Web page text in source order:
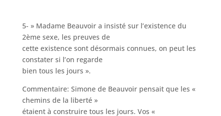
5- » Madame Beauvoir a insisté sur l’existence du
2ème sexe, les preuves de
cette existence sont désormais connues, on peut les
constater si l’on regarde
bien tous les jours ».
Commentaire: Simone de Beauvoir pensait que les «
chemins de la liberté »
étaient à construire tous les jours. Vos «